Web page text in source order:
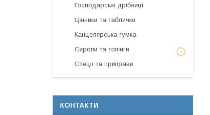
Господарські дрібниці
Цінники та таблички
Канцелярська гумка
Сиропи та топінги
Спеції та приправи
КОНТАКТИ